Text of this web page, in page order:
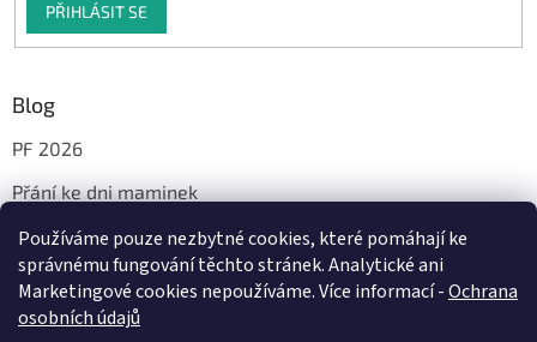
Používáme pouze nezbytné cookies, které pomáhají ke
správnému fungování těchto stránek. Analytické ani
Marketingové cookies nepoužíváme. Více informací -Ochrana
osobních údajů
PŘIHLÁSIT SE
Blog
PF 2026
Přání ke dni maminek
Facebook